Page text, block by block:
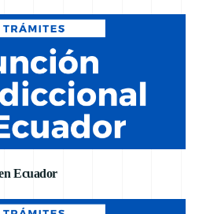
Ecuador